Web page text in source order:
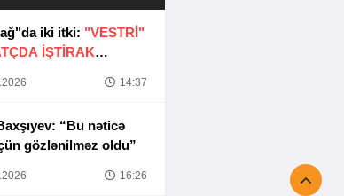
iki itki: "VESTRİ"
İŞTİRAK
14:37
“Bu nəticə
gözlənilməz oldu”
16:26